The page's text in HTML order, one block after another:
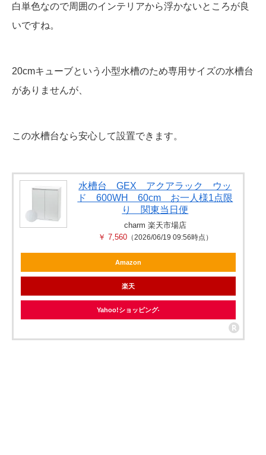
白単色なので周囲のインテリアから浮かないところが良
いですね。
20cmキューブという小型水槽のため専用サイズの水槽台
がありませんが、
この水槽台なら安心して設置できます。
水槽台 GEX アクアラック ウッ
ド 600WH 60cm お一人様1点限
り 関東当日便
charm 楽天市場店
￥ 7,560（2026/06/19 09:56時点）
Amazon
楽天
Yahoo!ショッピング